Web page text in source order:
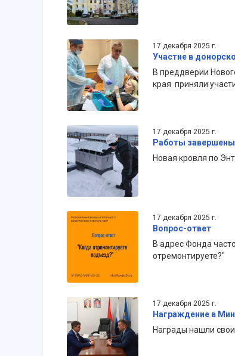
17 декабря 2025 г.
Участие в
В преддверии
края приняли
17 декабря 2025 г.
Работы
Новая кровля по
17 декабря 2025 г.
Вопрос-ответ
В адрес Фонда
отремонтируете?"
17 декабря 2025 г.
Награждение в
Награды нашли